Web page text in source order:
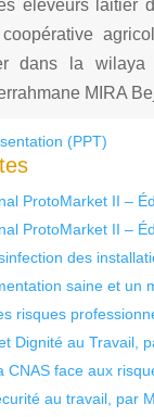
éleveurs laitier
coopérative
dans la
MIRA
(PPT)
ProtoMarket II –
ProtoMarket II –
des
saine et un
risques
Dignité au Travail,
CNAS face aux
au travail, par